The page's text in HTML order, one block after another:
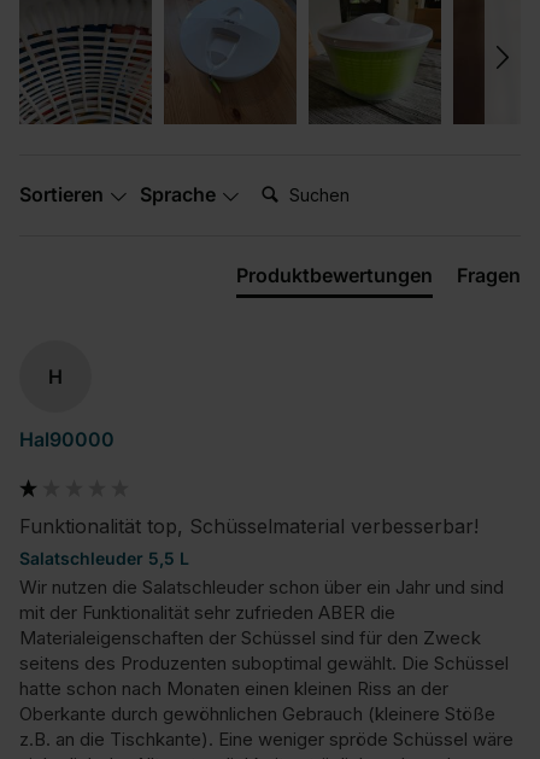
Sortieren Sprache Suchen:
Produktbewertungen Fragen
H
Hal90000
Funktionalität top, Schüsselmaterial verbesserbar!
Salatschleuder 5,5 L
Wir nutzen die Salatschleuder schon über ein Jahr und sind
mit der Funktionalität sehr zufrieden ABER die
Materialeigenschaften der Schüssel sind für den Zweck
seitens des Produzenten suboptimal gewählt. Die Schüssel
hatte schon nach Monaten einen kleinen Riss an der
Oberkante durch gewöhnlichen Gebrauch (kleinere Stöße
z.B. an die Tischkante). Eine weniger spröde Schüssel wäre